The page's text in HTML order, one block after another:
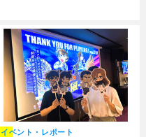
イベント・レポート